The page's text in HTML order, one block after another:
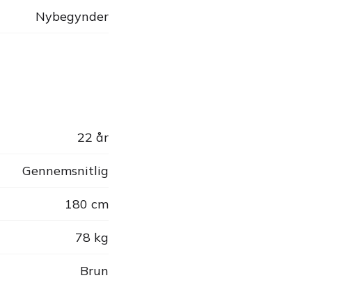
Nybegynder
22 år
Gennemsnitlig
180 cm
78 kg
Brun